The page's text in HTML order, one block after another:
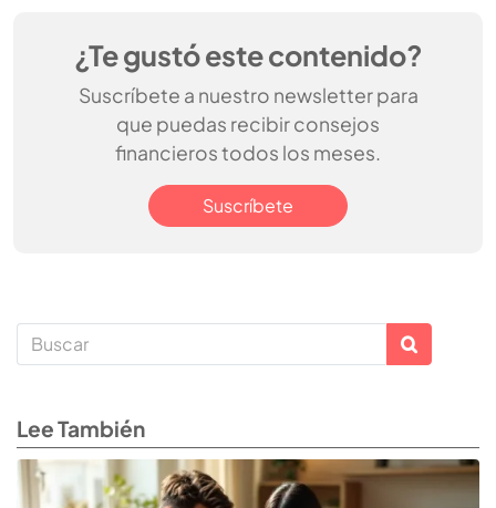
¿Te gustó este contenido?
Suscríbete a nuestro newsletter para
que puedas recibir consejos
financieros todos los meses.
Suscríbete
Lee También